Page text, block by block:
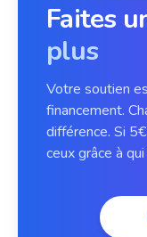
Faites
plus
Votre soutien
financement.
différence. Si
ceux grâce à